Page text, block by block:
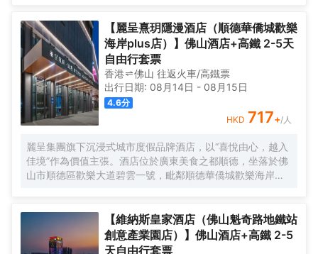
業廣場（佛山市禪城區人民西路13號），處於同心薈商業廣
場中心，緊靠廣東省婦幼保健院禪城院區；大型步行街嶺南
新天地、距離祖廟步行街、東方購物廣場均可步行可達。酒
店距離廣佛線祖廟地鐵站步行約10分鐘可達；距離佛山西高
鐵站車程約30分鐘可到達。 酒店為不同賓客提供了行政樓層
及行政套房，在行政套房中通過多功能傢俱、MAXHUB等應
用，設計了麗怡品牌獨有的X-SPACES悉·空間，旨在為商旅
人羣塑造多功能的便捷體驗，並提供各類豪華房間，所有房
間均為落地窗，客人提供不同需求。酒店一應配套齊全，擁
有1000㎡獨立停車場、為住客店人提供免費停車。100平米
全功能會議室和24小時健身房，更貼心的設置自助洗衣房，
滿足您的休閒和商務需求。
【麗呈熹玥隱漫酒店（順德華僑城歡樂
海岸plus店）】佛山酒店+高鐵 2-5天
自由行套票
香港 佛山 往返火車/高鐵票
出行日期: 08月14日 - 08月15日
4.6分
HKD 717+/人
麗呈集團旗下沉浸式城市度假品牌酒店，以“喜悅由心，越入
佳境”作為價值主張。酒店位於廣東美食之都順德，坐落於佛
山市順德區歡樂大道碧雲一號，毗鄰順德華僑城歡樂海岸
順峯山公園等著名景點。信步即達廣佛地鐵3號線華僑城歡樂
海岸站，距廣州南站30分鐘車程、佛山沙提機場50分鐘車
程，交通便利，商賈繁華，休閒度假資源富集，是您出差、
【維納斯皇家酒店（佛山魁奇路地鐵站
創意產業園店）】佛山酒店+高鐵 2-5
天自由行套票